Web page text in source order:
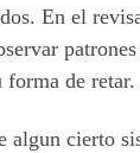
En el
de retar.
algun cierto